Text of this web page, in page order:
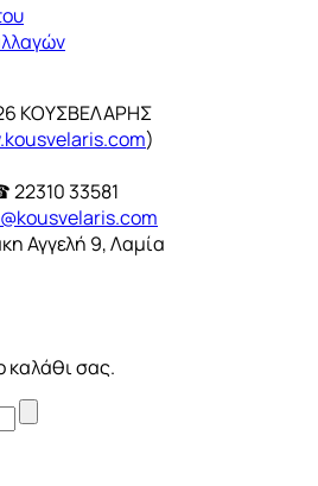
ΚΟΥΣΒΕΛΑΡΗΣ
)
33581
Αγγελή 9, Λαμία
καλάθι σας.